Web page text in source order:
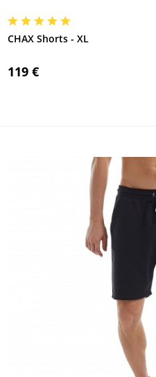
CHAX Shorts - XL
119 €